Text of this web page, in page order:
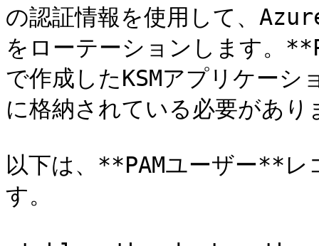
の認証情報を使用して、
をローテーションします。
で作成したKSMアプリケー
に格納されている必要があり
以下は、**PAMユーザー**レ
す。